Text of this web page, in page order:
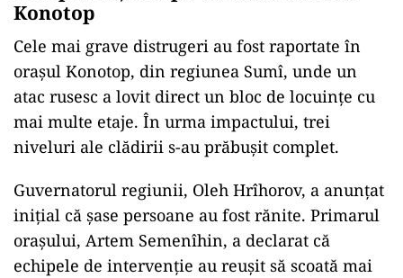
Konotop
Cele mai grave distrugeri au fost raportate în
orașul Konotop, din regiunea Sumî, unde un
atac rusesc a lovit direct un bloc de locuințe cu
mai multe etaje. În urma impactului, trei
niveluri ale clădirii s-au prăbușit complet.
Guvernatorul regiunii, Oleh Hrîhorov, a anunțat
inițial că șase persoane au fost rănite. Primarul
orașului, Artem Semenîhin, a declarat că
echipele de intervenție au reușit să scoată mai